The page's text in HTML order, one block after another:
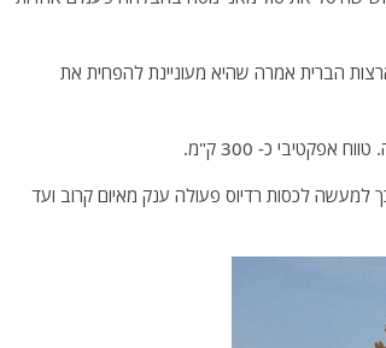
הברית אמרה שהיא מעוניינת להפחית את
האפקטיבי היא היכולת לשגר לכל טווח בין 10 ל-300 ק"מ ובכך למעשה לכסות רדיוס פעולה ענק מאיום קרוב ועד